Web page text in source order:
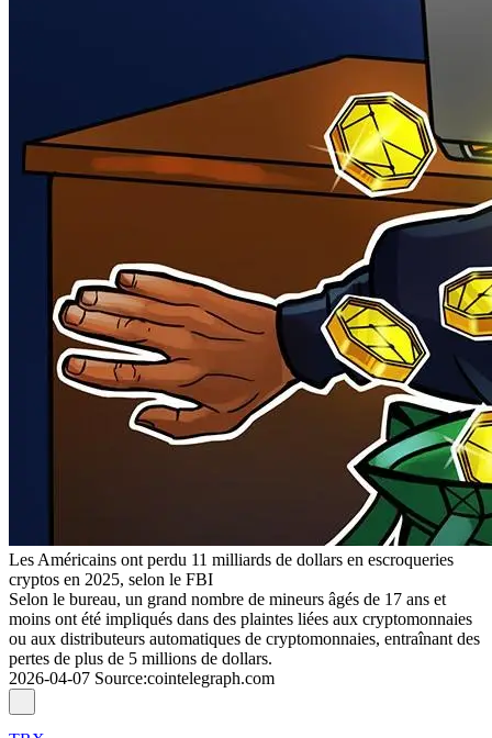
Les Américains ont perdu 11 milliards de dollars en escroqueries
cryptos en 2025, selon le FBI
Selon le bureau, un grand nombre de mineurs âgés de 17 ans et
moins ont été impliqués dans des plaintes liées aux cryptomonnaies
ou aux distributeurs automatiques de cryptomonnaies, entraînant des
pertes de plus de 5 millions de dollars.
2026-04-07 Source:cointelegraph.com